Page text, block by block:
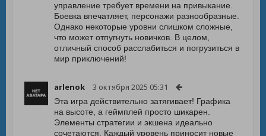
управление требует времени на привыкание.
Боевка впечатляет, персонажи разнообразные.
Однако некоторые уровни слишком сложные,
что может отпугнуть новичков. В целом,
отличный способ расслабиться и погрузиться в
мир приключений!
arlenok 3 октября 2025 05:31
Эта игра действительно затягивает! Графика
на высоте, а геймплей просто шикарен.
Элементы стратегии и экшена идеально
сочетаются. Каждый уровень приносит новые